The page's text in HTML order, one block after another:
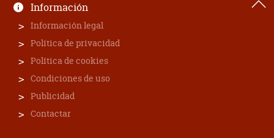
Información
Información legal
Política de privacidad
Política de cookies
Condiciones de uso
Publicidad
Contactar